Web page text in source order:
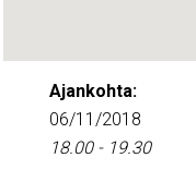
Ajankohta:
06/11/2018
18.00 - 19.30